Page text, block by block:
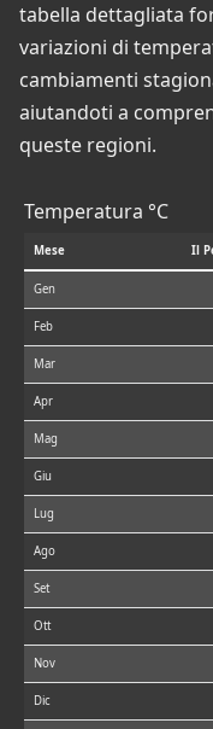
tabella dettagliata
variazioni di
cambiamenti
aiutandoti a
queste regioni.
Temperatura °C
Mese Il
Gen
Feb
Mar
Apr
Mag
Giu
Lug
Ago
Set
Ott
Nov
Dic